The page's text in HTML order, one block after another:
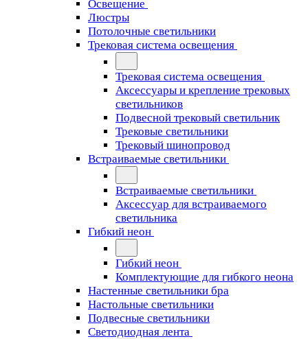
Освещение
Люстры
Потолочные светильники
Трековая система освещения
Трековая система освещения
Аксессуары и крепление трековых
светильников
Подвесной трековый светильник
Трековые светильники
Трековый шинопровод
Встраиваемые светильники
Встраиваемые светильники
Аксессуар для встраиваемого
светильника
Гибкий неон
Гибкий неон
Комплектующие для гибкого неона
Настенные светильники бра
Настольные светильники
Подвесные светильники
Светодиодная лента